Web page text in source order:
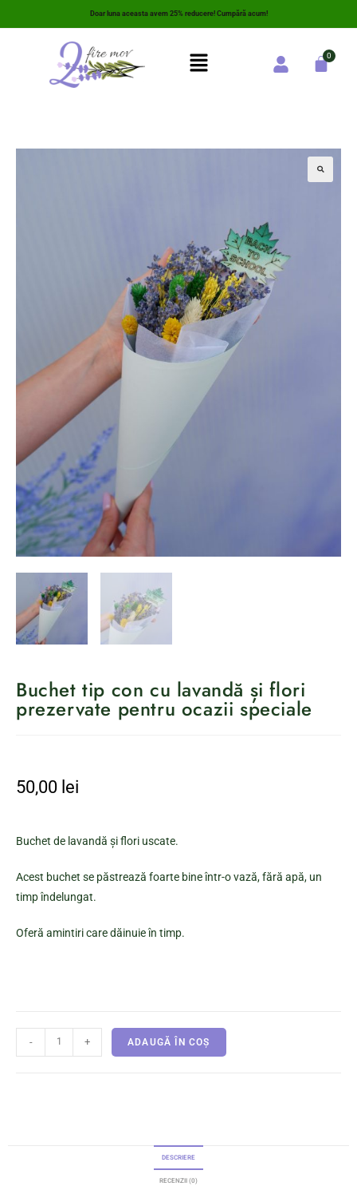
Doar luna aceasta avem 25% reducere! Cumpără acum!
Buchet tip con cu lavandă și flori
prezervate pentru ocazii speciale
50,00 lei
Buchet de lavandă și flori uscate.
Acest buchet se păstrează foarte bine într-o vază, fără apă, un
timp îndelungat.
Oferă amintiri care dăinuie în timp.
- + ADAUGĂ ÎN COȘ
DESCRIERE
RECENZII (0)